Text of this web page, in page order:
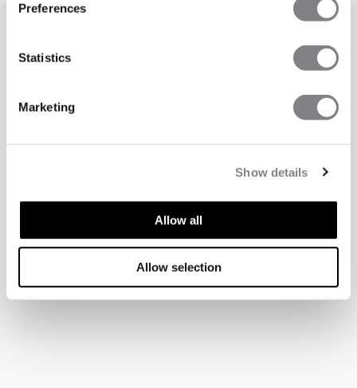
Preferences
Statistics
Marketing
Show details
Allow all
Allow selection